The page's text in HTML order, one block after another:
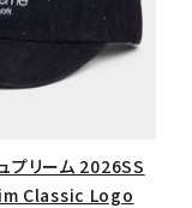
プ・ハット
ー・ウエストバッグ
プリーム 2026SS
Classic Logo